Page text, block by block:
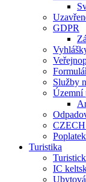
GDPR
Služby
Územní
Turistika
IC